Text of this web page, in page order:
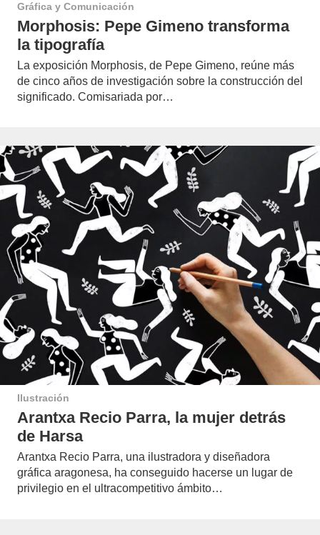
Gráfica y Comunicación
Morphosis: Pepe Gimeno transforma
la tipografía
La exposición Morphosis, de Pepe Gimeno, reúne más
de cinco años de investigación sobre la construcción del
significado. Comisariada por…
Ilustración
Arantxa Recio Parra, la mujer detrás
de Harsa
Arantxa Recio Parra, una ilustradora y diseñadora
gráfica aragonesa, ha conseguido hacerse un lugar de
privilegio en el ultracompetitivo ámbito…